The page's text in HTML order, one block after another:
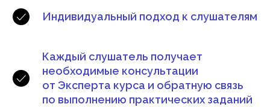
Индивидуальный подход к слушателям
Каждый слушатель получает
необходимые консультации
от Эксперта курса и обратную связь
по выполнению практических заданий